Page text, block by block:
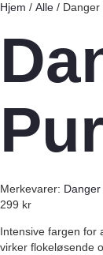
Hjem / Alle / Danger
Merkevarer:
299 kr
Intensive fargen for
virker flokeløsende